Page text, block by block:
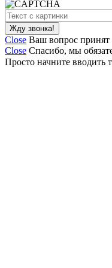
Close Ваш вопрос принят
Close Спасибо, мы
Просто начните вводить